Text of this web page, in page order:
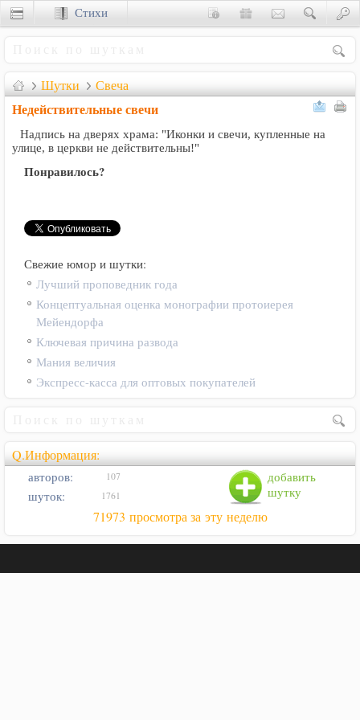
Шутки Свеча
Недействительные свечи
Надпись на дверях храма: "Иконки и свечи, купленные на
улице, в церкви не действительны!"
Понравилось?
Свежие юмор и шутки:
Лучший проповедник года
Концептуальная оценка монографии протоиерея
Мейендорфа
Ключевая причина развода
Мания величия
Экспресс-касса для оптовых покупателей
Q.Информация:
добавить
шутку
авторов: 107
шуток: 1761
71973 просмотра за эту неделю
Стихи